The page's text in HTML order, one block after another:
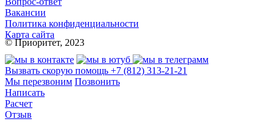
Вакансии
Политика конфиденциальности
Карта сайта
© Приоритет, 2023
Вызвать скорую помощь +7 (812) 313-21-21
Мы перезвоним Позвонить
Написать
Расчет
Отзыв